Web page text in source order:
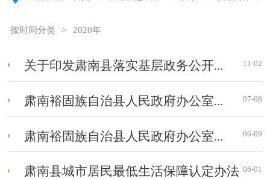
按时间分类 > 2020年
关于印发肃南县落实基层政务公开... 11-02
肃南裕固族自治县人民政府办公室... 07-08
肃南裕固族自治县人民政府办公室... 06-09
肃南县城市居民最低生活保障认定办法 06-01